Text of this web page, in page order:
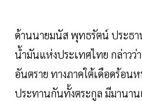
ด้านนายมนัส พุทธรัตน์ ประธ
น้ำมันแห่งประเทศไทย กล่าว
อันตราย ทางภาคใต้เดือดร้อน
ประทานกันทั้งตระกูล มีมานา